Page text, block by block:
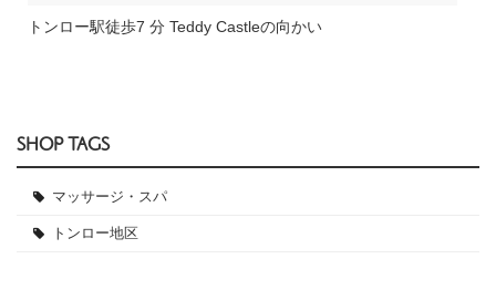
トンロー駅徒歩7 分 Teddy Castleの向かい
SHOP TAGS
マッサージ・スパ
トンロー地区